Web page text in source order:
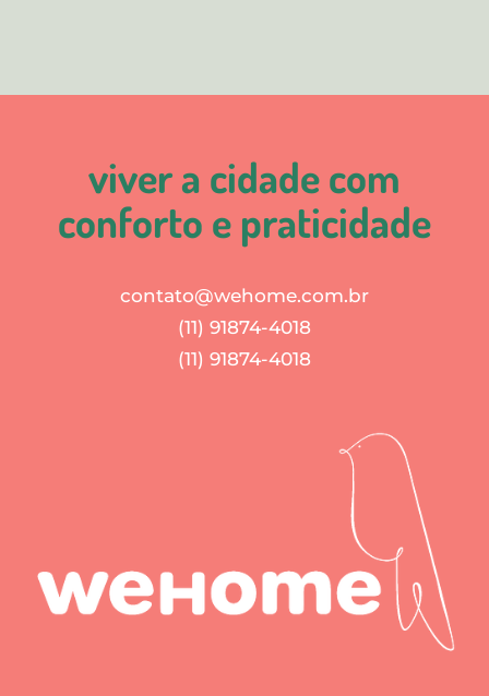
viver a cidade com
conforto e praticidade
contato@wehome.com.br
(11) 91874-4018
(11) 91874-4018